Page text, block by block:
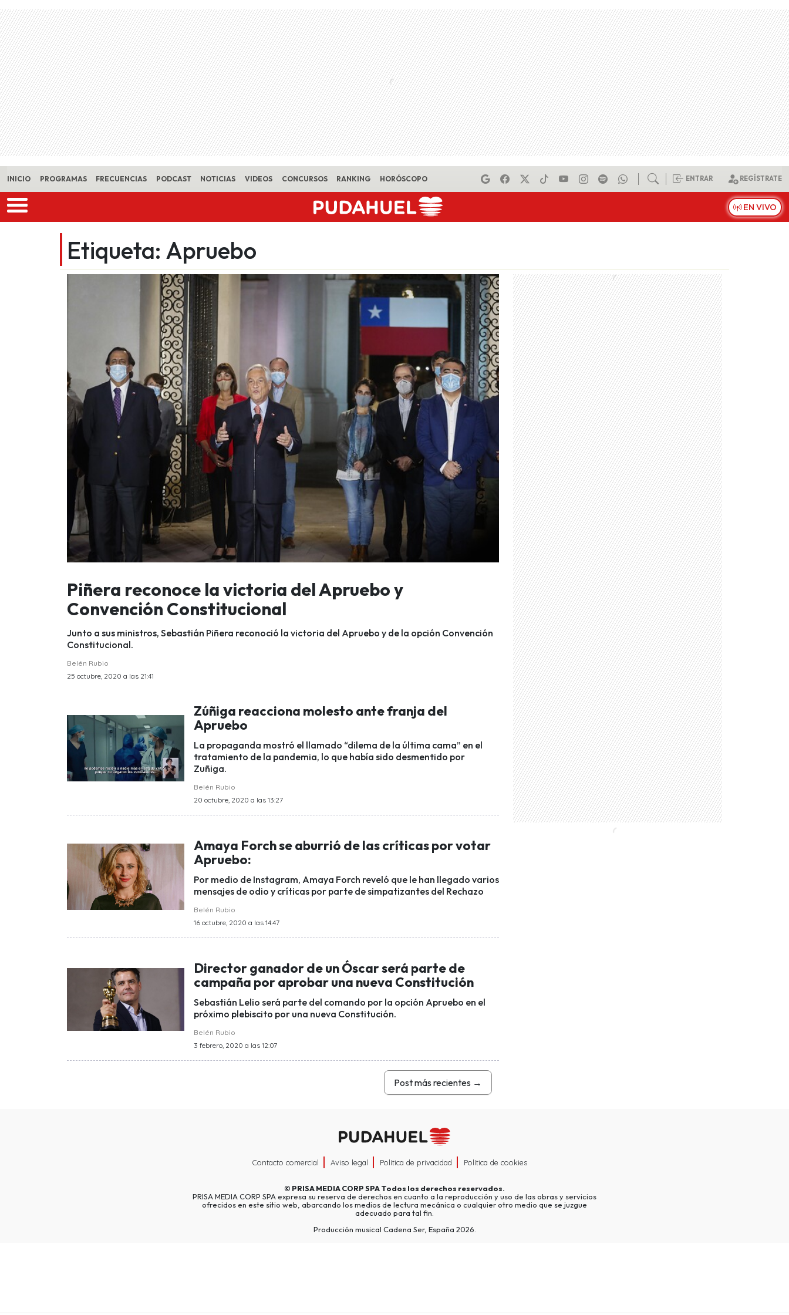
Skip to main content
INICIO PROGRAMAS FRECUENCIAS PODCAST NOTICIAS VIDEOS CONCURSOS RANKING HORÓSCOPO ENTRAR REGÍSTRATE
EN VIVO
Etiqueta: Apruebo
Piñera reconoce la victoria del Apruebo y
Convención Constitucional
Junto a sus ministros, Sebastián Piñera reconoció la victoria del Apruebo y de la opción Convención
Constitucional.
Belén Rubio
25 octubre, 2020 a las 21:41
Zúñiga reacciona molesto ante franja del
Apruebo
La propaganda mostró el llamado “dilema de la última cama” en el
tratamiento de la pandemia, lo que había sido desmentido por
Zuñiga.
Belén Rubio
20 octubre, 2020 a las 13:27
Amaya Forch se aburrió de las críticas por votar
Apruebo:
Por medio de Instagram, Amaya Forch reveló que le han llegado varios
mensajes de odio y críticas por parte de simpatizantes del Rechazo
Belén Rubio
16 octubre, 2020 a las 14:47
Director ganador de un Óscar será parte de
campaña por aprobar una nueva Constitución
Sebastián Lelio será parte del comando por la opción Apruebo en el
próximo plebiscito por una nueva Constitución.
Belén Rubio
3 febrero, 2020 a las 12:07
Post más recientes →
Contacto comercial Aviso legal Política de privacidad Política de cookies
© PRISA MEDIA CORP SPATodos los derechos reservados.
PRISA MEDIA CORP SPA expresa su reserva de derechos en cuanto a la reproducción y uso de las obras y servicios
ofrecidos en este sitio web, abarcando los medios de lectura mecánica o cualquier otro medio que se juzgue
adecuado para tal fin.
Producción musical Cadena Ser, España 2026.